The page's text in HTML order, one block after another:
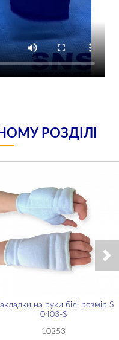
РОЗДІЛІ
на руки білі розмір S
0403-S
10253